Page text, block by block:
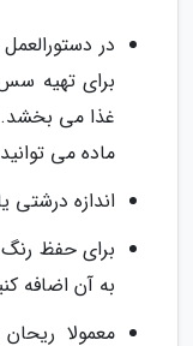
در
برای تهیه
غذا می
ماده می
اندازه درشتی
برای حفظ
به آن اضافه
معمولا